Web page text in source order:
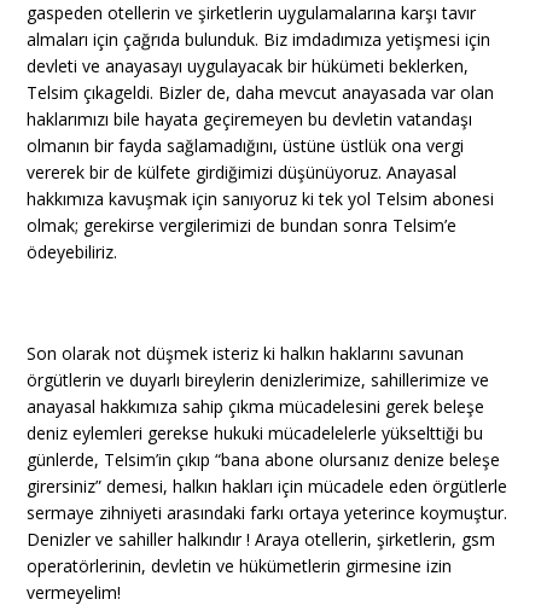
gaspeden otellerin ve şirketlerin uygulamalarına karşı tavır
almaları için çağrıda bulunduk. Biz imdadımıza yetişmesi için
devleti ve anayasayı uygulayacak bir hükümeti beklerken,
Telsim çıkageldi. Bizler de, daha mevcut anayasada var olan
haklarımızı bile hayata geçiremeyen bu devletin vatandaşı
olmanın bir fayda sağlamadığını, üstüne üstlük ona vergi
vererek bir de külfete girdiğimizi düşünüyoruz. Anayasal
hakkımıza kavuşmak için sanıyoruz ki tek yol Telsim abonesi
olmak; gerekirse vergilerimizi de bundan sonra Telsim’e
ödeyebiliriz.
Son olarak not düşmek isteriz ki halkın haklarını savunan
örgütlerin ve duyarlı bireylerin denizlerimize, sahillerimize ve
anayasal hakkımıza sahip çıkma mücadelesini gerek beleşe
deniz eylemleri gerekse hukuki mücadelelerle yükselttiği bu
günlerde, Telsim’in çıkıp “bana abone olursanız denize beleşe
girersiniz” demesi, halkın hakları için mücadele eden örgütlerle
sermaye zihniyeti arasındaki farkı ortaya yeterince koymuştur.
Denizler ve sahiller halkındır ! Araya otellerin, şirketlerin, gsm
operatörlerinin, devletin ve hükümetlerin girmesine izin
vermeyelim!